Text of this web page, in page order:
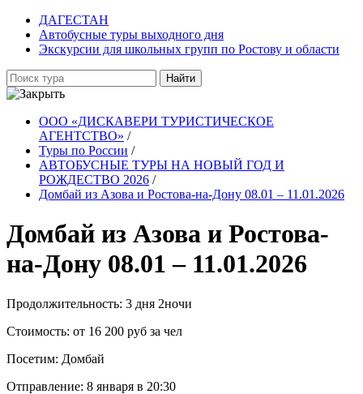
ДАГЕСТАН
Автобусные туры выходного дня
Экскурсии для школьных групп по Ростову и области
Найти
ООО «ДИСКАВЕРИ ТУРИСТИЧЕСКОЕ
АГЕНТСТВО» /
Туры по России /
АВТОБУСНЫЕ ТУРЫ НА НОВЫЙ ГОД И
РОЖДЕСТВО 2026 /
Домбай из Азова и Ростова-на-Дону 08.01 – 11.01.2026
Домбай из Азова и Ростова-
на-Дону 08.01 – 11.01.2026
Продолжительность: 3 дня 2ночи
Стоимость: от 16 200 руб за чел
Посетим: Домбай
Отправление: 8 января в 20:30